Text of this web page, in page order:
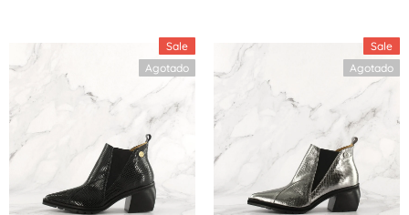
Sale
Agotado
Sale
Agotado